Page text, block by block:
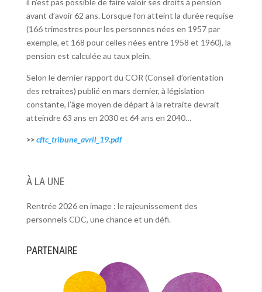
il n’est pas possible de faire valoir ses droits à pension
avant d’avoir 62 ans. Lorsque l’on atteint la durée requise
(166 trimestres pour les personnes nées en 1957 par
exemple, et 168 pour celles nées entre 1958 et 1960), la
pension est calculée au taux plein.
Selon le dernier rapport du COR (Conseil d’orientation
des retraites) publié en mars dernier, à législation
constante, l’âge moyen de départ à la retraite devrait
atteindre 63 ans en 2030 et 64 ans en 2040…
>>cftc_tribune_avril_19.pdf
À LA UNE
Rentrée 2026 en image : le rajeunissement des
personnels CDC, une chance et un défi.
PARTENAIRE